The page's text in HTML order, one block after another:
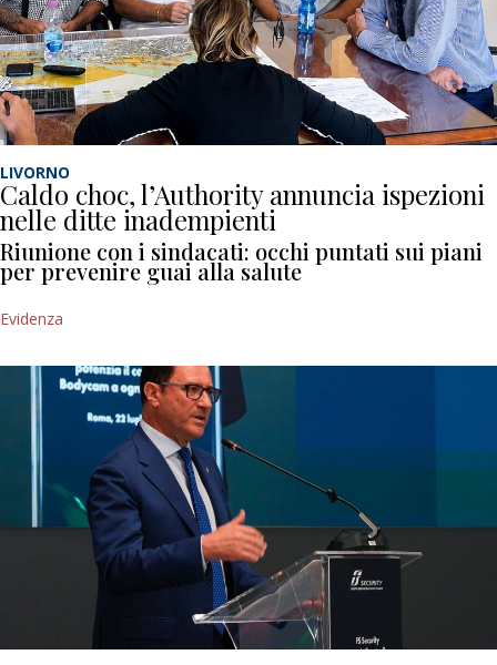
LIVORNO
Caldo choc, l’Authority annuncia ispezioni
nelle ditte inadempienti
Riunione con i sindacati: occhi puntati sui piani
per prevenire guai alla salute
Evidenza